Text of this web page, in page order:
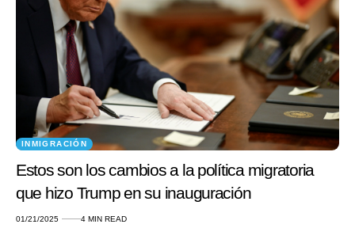
INMIGRACIÓN
Estos son los cambios a la política migratoria
que hizo Trump en su inauguración
01/21/2025 4 MIN READ